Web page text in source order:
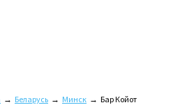
→ Беларусь → Минск → Бар Койот